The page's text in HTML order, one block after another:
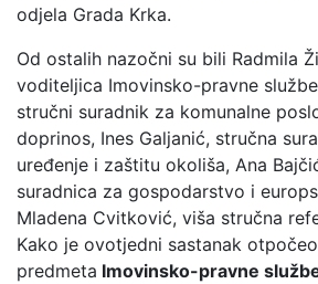
odjela Grada Krka.
Od ostalih nazočni su bili Radmila
voditeljica Imovinsko-pravne
stručni suradnik za komunalne
doprinos, Ines Galjanić, stručna
uređenje i zaštitu okoliša, Ana
suradnica za gospodarstvo i
Mladena Cvitković, viša stručna
Kako je ovotjedni sastanak
predmeta Imovinsko-pravne